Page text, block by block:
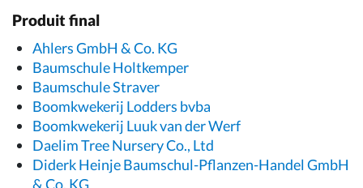
Produit final
Ahlers GmbH & Co. KG
Baumschule Holtkemper
Baumschule Straver
Boomkwekerij Lodders bvba
Boomkwekerij Luuk van der Werf
Daelim Tree Nursery Co., Ltd
Diderk Heinje Baumschul-Pflanzen-Handel GmbH
& Co. KG